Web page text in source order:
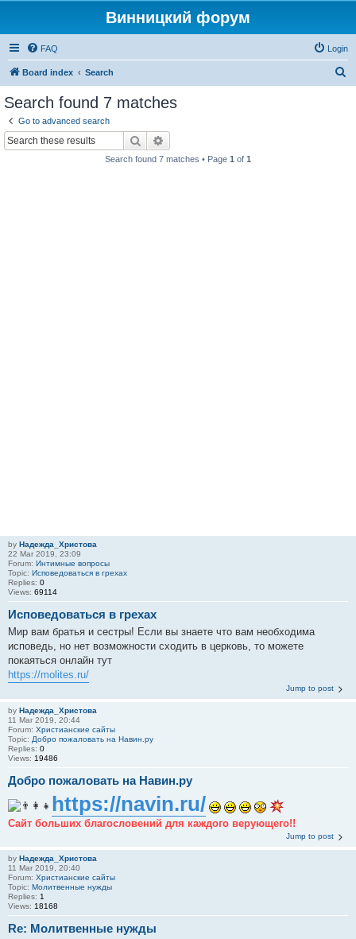
Винницкий форум
FAQ Login
Board index Search
Search found 7 matches
Go to advanced search
Search
Search found 7 matches • Page 1 of 1
by Надежда_Христова
22 Mar 2019, 23:09
Forum: Интимные вопросы
Topic: Исповедоваться в грехах
Replies: 0
Views: 69114
Исповедоваться в грехах
Мир вам братья и сестры! Если вы знаете что вам необходима
исповедь, но нет возможности сходить в церковь, то можете
покаяться онлайн тут
https://molites.ru/
Jump to post
by Надежда_Христова
11 Mar 2019, 20:44
Forum: Христианские сайты
Topic: Добро пожаловать на Навин.ру
Replies: 0
Views: 19486
Добро пожаловать на Навин.ру
https://navin.ru/
Сайт больших благословений для каждого верующего!!
Jump to post
by Надежда_Христова
11 Mar 2019, 20:40
Forum: Христианские сайты
Topic: Молитвенные нужды
Replies: 1
Views: 18168
Re: Молитвенные нужды